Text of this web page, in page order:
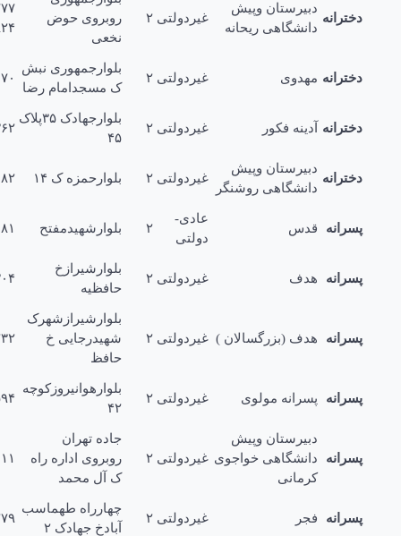
دبیرستان وپیش
دانشگاهی ریحانه
غیردولتی ۲
روبروى حوض
۲۴۴۳۷۷۷
۲۴۴۴۸۲۴
مهدوى غیردولتی ۲
بلوارجمهورى نبش
ک مسجدامام رضا
۲۱۲۱۶۷۰
آدینه فکور غیردولتی ۲
بلوارجهادک ۳۵پلاک
۴۵
۲۷۲۹۳۶۲
دبیرستان وپیش
دانشگاهی روشنگر
غیردولتی ۲ بلوارحمزه ک ۱۴ ۲۴۴۴۰۸۲
قدس ۲ بلوارشهیدمفتح ۲۷۱۳۶۸۱
هدف غیردولتی ۲
بلوارشیرازخ
حافظیه
۲۴۴۵۳۰۴
هدف (بزرگسالان ) غیردولتی ۲
بلوارشیرازشهرک
شهیدرجایی خ
۲۴۴۵۲۳۲
پسرانه مولوى غیردولتی ۲
بلوارهوانیروزکوچه
۴۲
۲۸۱۰۵۹۴
دبیرستان وپیش
دانشگاهی خواجوى
غیردولتی ۲
جاده تهران
روبروى اداره راه
ک آل محمد
۵۶۶۱۱
فجر غیردولتی ۲
چهارراه طهماسب
آبادخ جهادک ۲
۲۴۴۲۲۷۹